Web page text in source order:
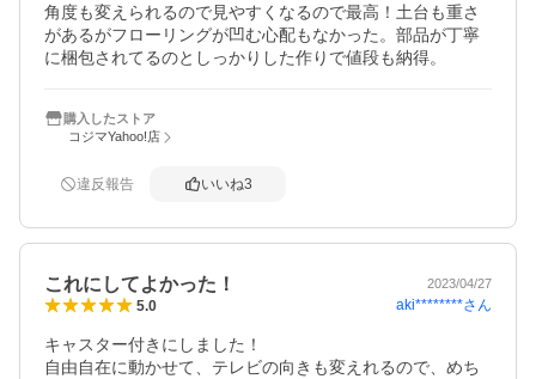
角度も変えられるので見やすくなるので最高！土台も重さ
があるがフローリングが凹む心配もなかった。部品が丁寧
に梱包されてるのとしっかりした作りで値段も納得。
購入したストア
コジマYahoo!店
違反報告 いいね3
これにしてよかった！ 2023/04/27
5.0 aki********さん
キャスター付きにしました！
自由自在に動かせて、テレビの向きも変えれるので、めち